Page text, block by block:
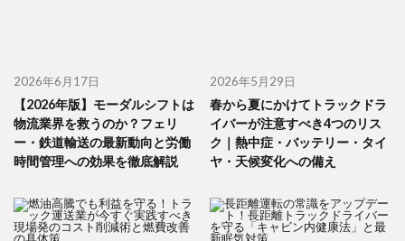
2026年6月17日
【2026年版】モーダルシフトは
物流業界を救うのか？フェリ
ー・鉄道輸送の最新動向と労働
時間管理への効果を徹底解説
2026年5月29日
春から夏にかけてトラックドラ
イバーが注意すべき4つのリス
ク｜熱中症・バッテリー・タイ
ヤ・天候変化への備え